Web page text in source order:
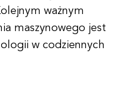
ważnym
maszynowego jest
w codziennych